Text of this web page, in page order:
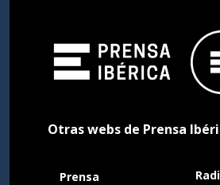
Otras webs de Prensa
Prensa